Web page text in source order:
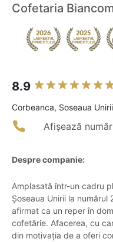
Cofetaria
8.9
Corbeanca, Soseaua
Afișează
Despre companie:
Amplasată într-un cadru
Șoseaua Unirii la numărul
afirmat ca un reper în
cofetărie. Afacerea, cu
din motivația de a oferi